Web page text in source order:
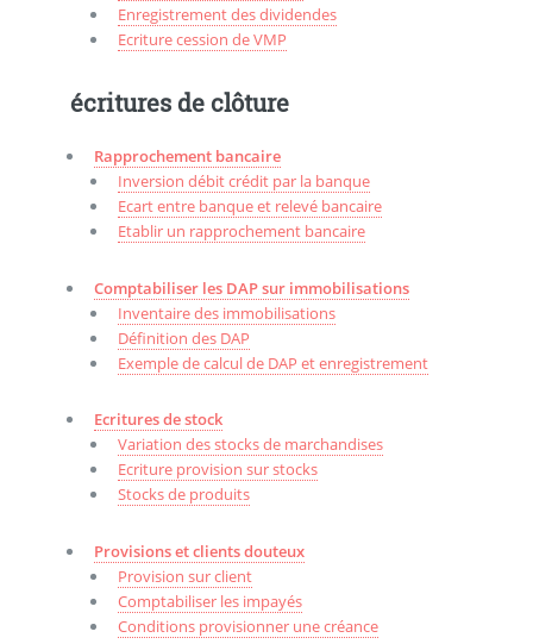
Enregistrement des dividendes
Ecriture cession de VMP
écritures de clôture
Rapprochement bancaire
Inversion débit crédit par la banque
Ecart entre banque et relevé bancaire
Etablir un rapprochement bancaire
Comptabiliser les DAP sur immobilisations
Inventaire des immobilisations
Définition des DAP
Exemple de calcul de DAP et enregistrement
Ecritures de stock
Variation des stocks de marchandises
Ecriture provision sur stocks
Stocks de produits
Provisions et clients douteux
Provision sur client
Comptabiliser les impayés
Conditions provisionner une créance